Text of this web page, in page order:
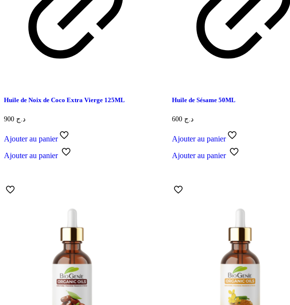
Huile de Noix de Coco Extra Vierge 125ML
د.ج
Ajouter au panier
Ajouter au panier
Huile de Sésame 50ML
د.ج
Ajouter au panier
Ajouter au panier